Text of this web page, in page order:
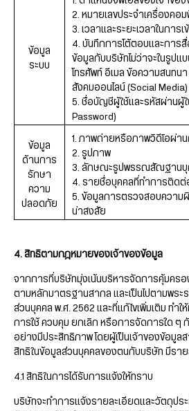
ข้อมูล
ระบบ
2. หมายเลขประจำเครื่องคอ
3. เวลาและระยะเวลาในการเ
4. บันทึกการโต้ตอบและการสื่
ข้อมูลกับบริษัทไม่ว่าจะในรูปแ
โทรศัพท์ อีเมล ข้อความสนทน
สังคมออนไลน์ (Social Media)
5. ชื่อบัญชีผู้ใช้และรหัสผ่านผู้ใ
Password)
ข้อมูล
ด้านการ
รักษา
ความ
ปลอดภัย
1. ภาพถ่ายหรือภาพวิดีโอผ่า
2. รูปภาพ
3. ลักษณะรูปพรรณสัณฐานบุ
4. รายชื่อบุคคลที่ทำการติด
5. ข้อมูลการตรวจสอบควา
น่าสงสัย
4. สิทธิตามกฎหมายของเจ้าของข้อมูล
จากการที่บริษัทมุ่งเน้นบริหารจัดการคุ้มครอ
ตามหลักมาตรฐานสากล และเป็นไปตามพร
ส่วนบุคคล พ.ศ. 2562 และที่แก้ไขเพิ่มเติม ทำใ
การใช้ ควบคุม ยกเลิก หรือการจัดการใด ๆ
อย่างมีประสิทธิภาพ โดยผู้เป็นเจ้าของข้อมูล
สิทธิในข้อมูลส่วนบุคคลของตนกับบริษัท มีราย
4.1 สิทธิในการได้รับการแจ้งให้ทราบ
บริษัทจะทำการแจ้งรายละเอียดและวัตถุปร